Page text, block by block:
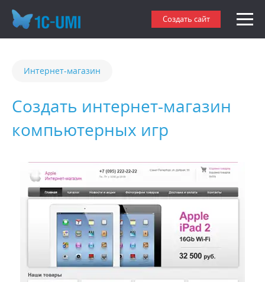
Создать сайт
Интернет-магазин
Создать интернет-магазин
компьютерных игр